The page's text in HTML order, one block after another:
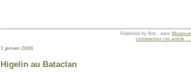
Published by Bob - dans Musique
commenter cet article …
1 janvier 2008
Higelin au Bataclan